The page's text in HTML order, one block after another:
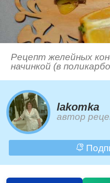
Рецепт желейных
начинкой (в
lakomka
автор